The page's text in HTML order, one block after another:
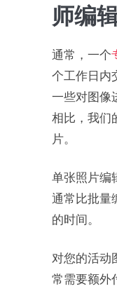
师编
通常，一个
个工作日内
一些对图像
相比，我们
片。
单张照片编
通常比批量
的时间。
对您的活动
常需要额外